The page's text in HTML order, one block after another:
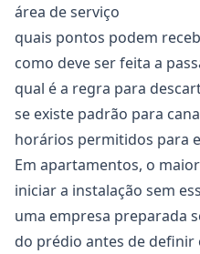
área de serviço
quais pontos podem
como deve ser feita a
qual é a regra para
se existe padrão para
horários permitidos para
Em apartamentos, o
iniciar a instalação sem
uma empresa preparada
do prédio antes de definir